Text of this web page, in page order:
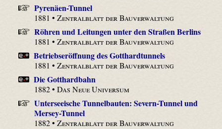
Pyrenäen-Tunnel
1881 •Zentralblatt der Bauverwaltung
Röhren und Leitungen unter den Straßen Berlins
1881 •Zentralblatt der Bauverwaltung
Betriebseröffnung des Gotthardtunnels
1881 •Zentralblatt der Bauverwaltung
Die Gotthardbahn
1882 •Das Neue Universum
Unterseeische Tunnelbauten: Severn-Tunnel und
Mersey-Tunnel
1882 •Zentralblatt der Bauverwaltung